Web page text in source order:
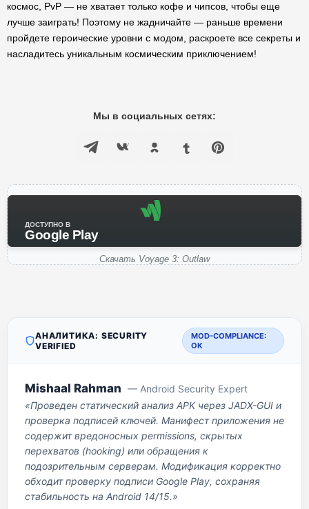
космос, PvP — не хватает только кофе и чипсов, чтобы еще
лучше заиграть! Поэтому не жадничайте — раньше времени
пройдете героические уровни с модом, раскроете все секреты и
насладитесь уникальным космическим приключением!
Мы в социальных сетях:
ДОСТУПНО В
Google Play
Скачать Voyage 3: Outlaw
АНАЛИТИКА: SECURITY
VERIFIED
MOD-COMPLIANCE:
OK
Mishaal Rahman — Android Security Expert
«Проведен статический анализ APK через JADX-GUI и
проверка подписей ключей. Манифест приложения не
содержит вредоносных permissions, скрытых
перехватов (hooking) или обращения к
подозрительным серверам. Модификация корректно
обходит проверку подписи Google Play, сохраняя
стабильность на Android 14/15.»